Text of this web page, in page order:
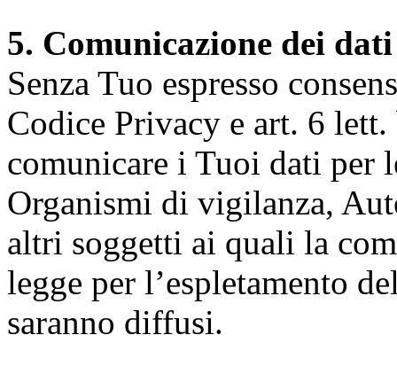
5. Comunicazione dei dati
Senza Tuo espresso
Codice Privacy e art. 6
comunicare i Tuoi dati per
Organismi di vigilanza,
altri soggetti ai quali la
legge per l’espletamento
saranno diffusi.